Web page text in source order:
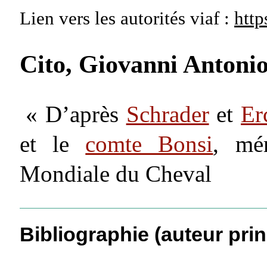
Lien vers les autorités viaf :
Cito, Giovanni
« D’après Schraderet
et le comte Bonsi,
Mondiale du Cheval
Bibliographie (auteur